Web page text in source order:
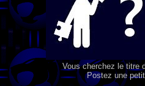
Vous cherchez le titre
Postez une